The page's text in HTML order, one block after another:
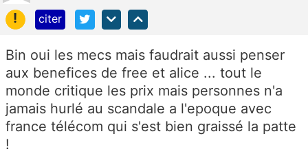
!
citer
Bin oui les mecs mais faudrait aussi penser
aux benefices de free et alice ... tout le
monde critique les prix mais personnes n'a
jamais hurlé au scandale a l'epoque avec
france télécom qui s'est bien graissé la patte
!